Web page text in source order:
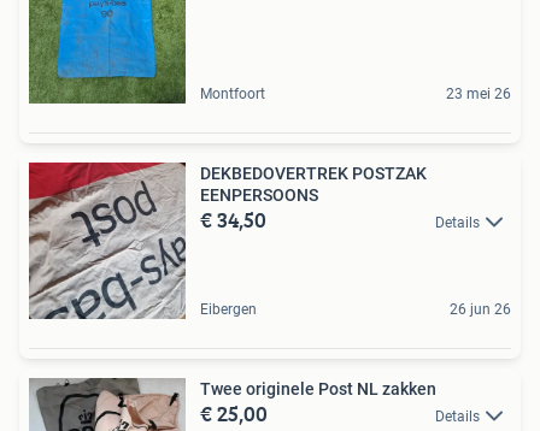
Montfoort 23 mei 26
DEKBEDOVERTREK POSTZAK
EENPERSOONS
€ 34,50 Details
Eibergen 26 jun 26
Twee originele Post NL zakken
€ 25,00 Details